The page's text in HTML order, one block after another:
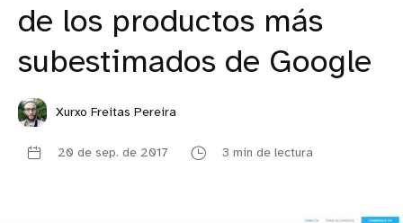
de los productos más
subestimados de Google
Xurxo Freitas Pereira
20 de sep. de 2017 3 min de lectura